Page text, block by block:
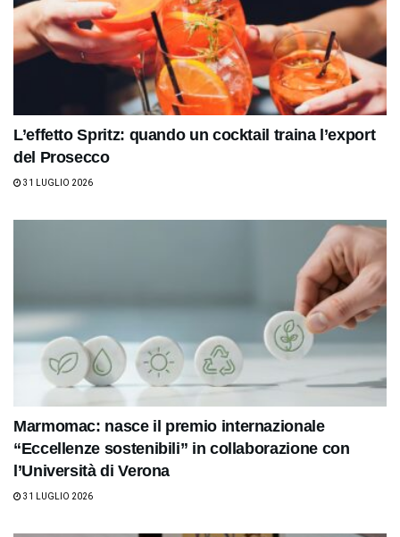
L’effetto Spritz: quando un cocktail traina l’export
del Prosecco
31 LUGLIO 2026
Marmomac: nasce il premio internazionale
“Eccellenze sostenibili” in collaborazione con
l’Università di Verona
31 LUGLIO 2026